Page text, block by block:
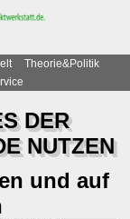
Theorie&Politik
DER
NUTZEN
und auf